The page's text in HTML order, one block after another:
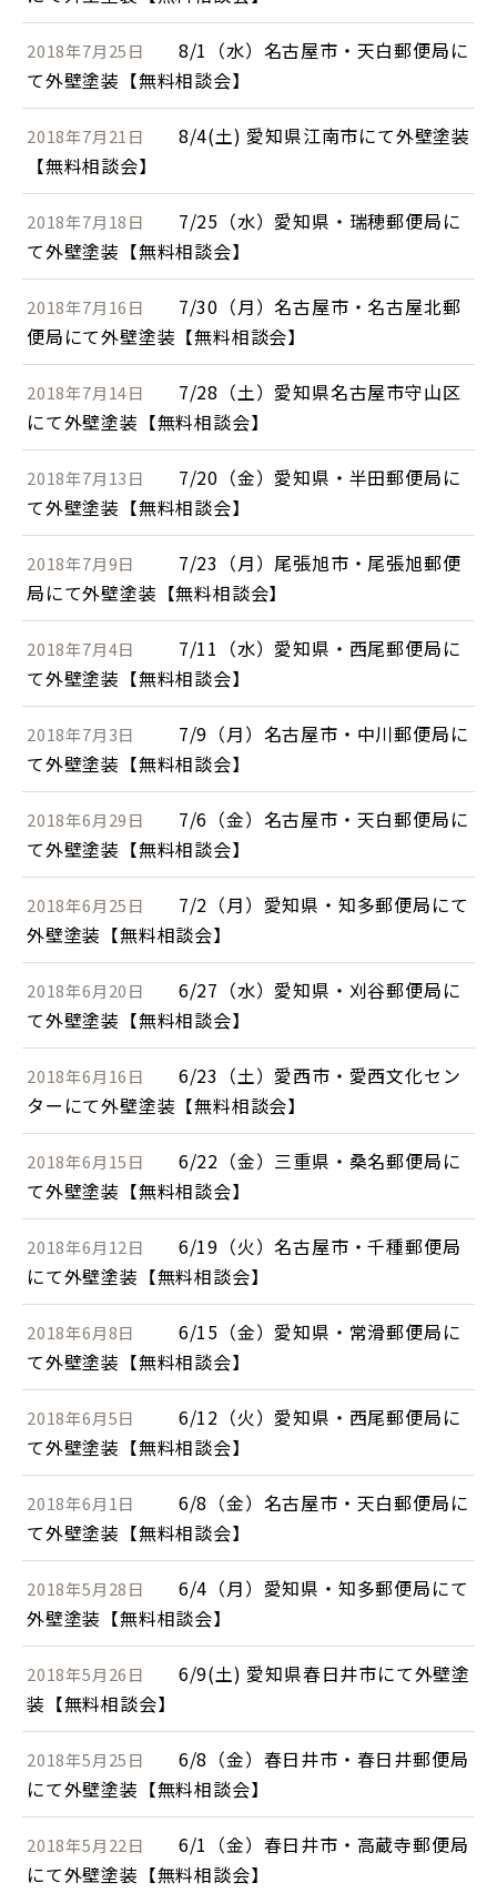
2018年7月25日
8/1（水）名古屋市・天白郵便局に
て外壁塗装【無料相談会】
2018年7月21日
8/4(土) 愛知県江南市にて外壁塗装
【無料相談会】
2018年7月18日
7/25（水）愛知県・瑞穂郵便局に
て外壁塗装【無料相談会】
2018年7月16日
7/30（月）名古屋市・名古屋北郵
便局にて外壁塗装【無料相談会】
2018年7月14日
7/28（土）愛知県名古屋市守山区
にて外壁塗装【無料相談会】
2018年7月13日
7/20（金）愛知県・半田郵便局に
て外壁塗装【無料相談会】
2018年7月9日
7/23（月）尾張旭市・尾張旭郵便
局にて外壁塗装【無料相談会】
2018年7月4日
7/11（水）愛知県・西尾郵便局に
て外壁塗装【無料相談会】
2018年7月3日
7/9（月）名古屋市・中川郵便局に
て外壁塗装【無料相談会】
2018年6月29日
7/6（金）名古屋市・天白郵便局に
て外壁塗装【無料相談会】
2018年6月25日
7/2（月）愛知県・知多郵便局にて
外壁塗装【無料相談会】
2018年6月20日
6/27（水）愛知県・刈谷郵便局に
て外壁塗装【無料相談会】
2018年6月16日
6/23（土）愛西市・愛西文化セン
ターにて外壁塗装【無料相談会】
2018年6月15日
6/22（金）三重県・桑名郵便局に
て外壁塗装【無料相談会】
2018年6月12日
6/19（火）名古屋市・千種郵便局
にて外壁塗装【無料相談会】
2018年6月8日
6/15（金）愛知県・常滑郵便局に
て外壁塗装【無料相談会】
2018年6月5日
6/12（火）愛知県・西尾郵便局に
て外壁塗装【無料相談会】
2018年6月1日
6/8（金）名古屋市・天白郵便局に
て外壁塗装【無料相談会】
2018年5月28日
6/4（月）愛知県・知多郵便局にて
外壁塗装【無料相談会】
2018年5月26日
6/9(土) 愛知県春日井市にて外壁塗
装【無料相談会】
2018年5月25日
6/8（金）春日井市・春日井郵便局
にて外壁塗装【無料相談会】
2018年5月22日
6/1（金）春日井市・高蔵寺郵便局
にて外壁塗装【無料相談会】